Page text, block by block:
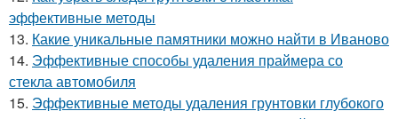
эффективные методы
13. Какие уникальные памятники можно найти в Иваново
14. Эффективные способы удаления праймера со
стекла автомобиля
15. Эффективные методы удаления грунтовки глубокого